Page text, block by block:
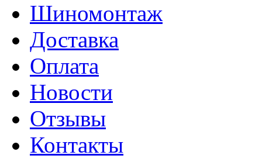
Шиномонтаж
Доставка
Оплата
Новости
Отзывы
Контакты